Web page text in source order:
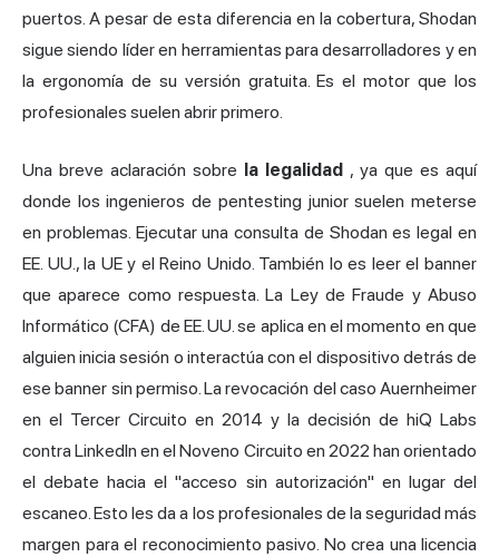
puertos. A pesar de esta diferencia en la cobertura, Shodan
sigue siendo líder en herramientas para desarrolladores y en
la ergonomía de su versión gratuita. Es el motor que los
profesionales suelen abrir primero.
Una breve aclaración sobre la legalidad , ya que es aquí
donde los ingenieros de pentesting junior suelen meterse
en problemas. Ejecutar una consulta de Shodan es legal en
EE. UU., la UE y el Reino Unido. También lo es leer el banner
que aparece como respuesta. La Ley de Fraude y Abuso
Informático (CFA) de EE. UU. se aplica en el momento en que
alguien inicia sesión o interactúa con el dispositivo detrás de
ese banner sin permiso. La revocación del caso Auernheimer
en el Tercer Circuito en 2014 y la decisión de hiQ Labs
contra LinkedIn en el Noveno Circuito en 2022 han orientado
el debate hacia el "acceso sin autorización" en lugar del
escaneo. Esto les da a los profesionales de la seguridad más
margen para el reconocimiento pasivo. No crea una licencia